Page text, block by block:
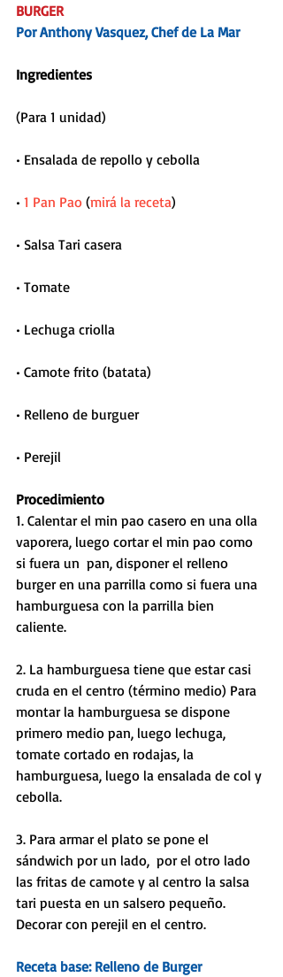
BURGER
Por Anthony Vasquez, Chef de La Mar
Ingredientes
(Para 1 unidad)
• Ensalada de repollo y cebolla
• 1 Pan Pao (mirá la receta)
• Salsa Tari casera
• Tomate
• Lechuga criolla
• Camote frito (batata)
• Relleno de burguer
• Perejil
Procedimiento
1. Calentar el min pao casero en una olla
vaporera, luego cortar el min pao como
si fuera un  pan, disponer el relleno
burger en una parrilla como si fuera una
hamburguesa con la parrilla bien
caliente.
2. La hamburguesa tiene que estar casi
cruda en el centro (término medio) Para
montar la hamburguesa se dispone
primero medio pan, luego lechuga,
tomate cortado en rodajas, la
hamburguesa, luego la ensalada de col y
cebolla.
3. Para armar el plato se pone el
sándwich por un lado,  por el otro lado
las fritas de camote y al centro la salsa
tari puesta en un salsero pequeño.
Decorar con perejil en el centro.
Receta base: Relleno de Burger